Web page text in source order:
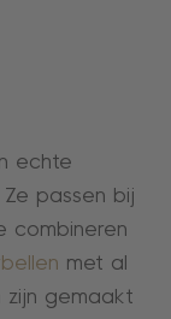
echte
passen bij
combineren
met al
zijn gemaakt